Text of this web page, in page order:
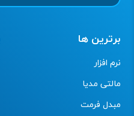
برترین ها
نرم افزار
مالتی مدیا
مبدل فرمت